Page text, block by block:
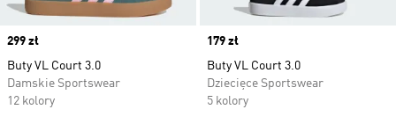
Price
299 zł
Buty VL Court 3.0
Damskie Sportswear
12 kolory
Price
179 zł
Buty VL Court 3.0
Dziecięce Sportswear
5 kolory